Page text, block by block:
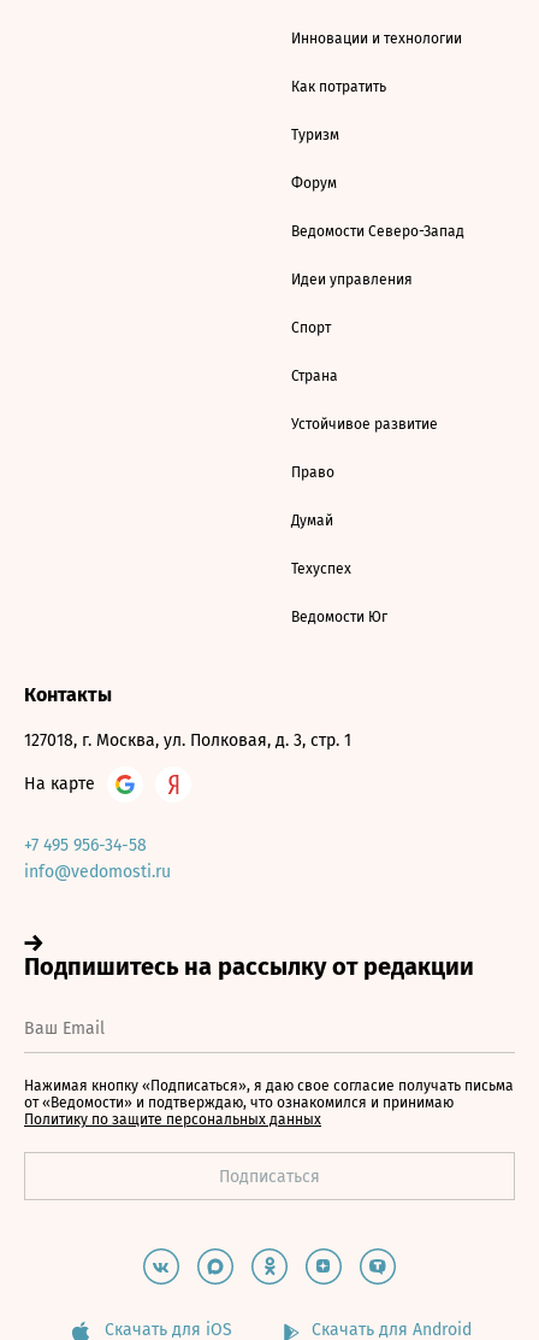
Инновации и технологии
Как потратить
Туризм
Форум
Ведомости Северо-Запад
Идеи управления
Спорт
Страна
Устойчивое развитие
Право
Думай
Техуспех
Ведомости Юг
Контакты
127018, г. Москва, ул. Полковая, д. 3, стр. 1
На карте
+7 495 956-34-58
info@vedomosti.ru
Нажимая кнопку «Подписаться», я даю свое согласие получать письма
от «Ведомости» и подтверждаю, что ознакомился и принимаю
Политику по защите персональных данных
Скачать для iOS Скачать для Android